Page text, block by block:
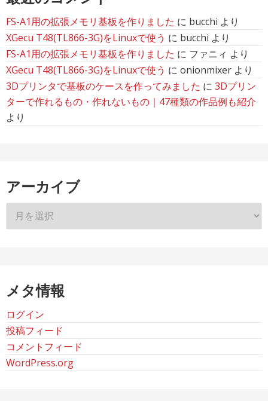
FS-A1用の拡張メモリ基板を作りました に bucchi より
XGecu T48(TL866-3G)をLinuxで使う に bucchi より
FS-A1用の拡張メモリ基板を作りました に ファニィ より
XGecu T48(TL866-3G)をLinuxで使う に onionmixer より
3Dプリンタで基板のケースを作ってみました に 3Dプリン
ターで作れるもの・作れないもの｜47種類の作品例も紹介
より
アーカイブ
メタ情報
ログイン
投稿フィード
コメントフィード
WordPress.org